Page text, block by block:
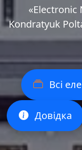
«Еlectronic
Kondratyuk
Всі
Довідка